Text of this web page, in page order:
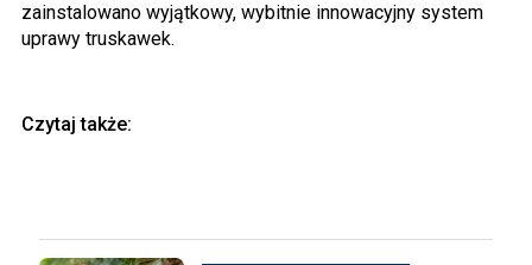
zainstalowano wyjątkowy, wybitnie innowacyjny system
uprawy truskawek.
Czytaj także: